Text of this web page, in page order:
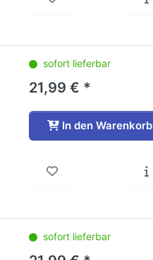
sofort lieferbar
21,99 € *
In den Warenkorb
sofort lieferbar